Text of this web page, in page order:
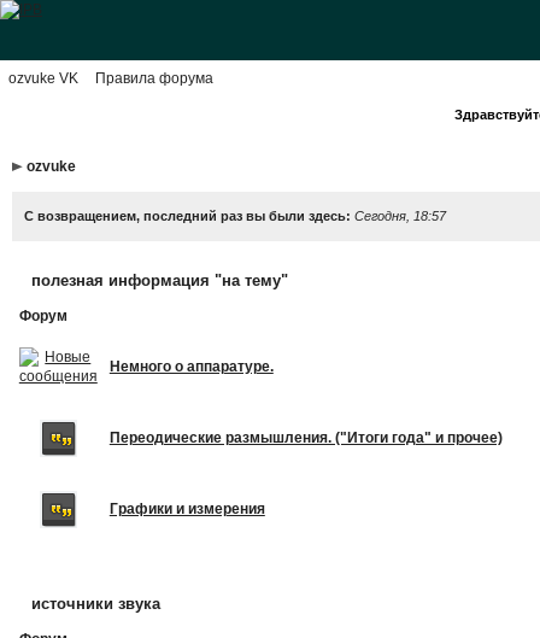
ozvuke VK Правила форума
ozvuke
С возвращением, последний раз вы были здесь: Сегодня, 18:57
полезная информация "на тему"
Форум
Немного о аппаратуре.
Переодические размышления. ("Итоги года" и прочее)
Графики и измерения
источники звука